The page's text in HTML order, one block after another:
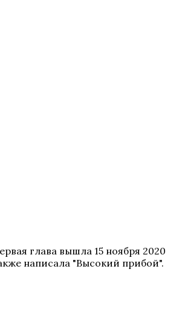
глава вышла 15 ноября 2020
написала "Высокий прибой".